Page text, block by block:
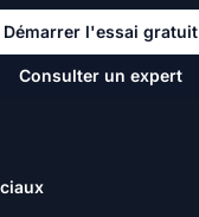
Démarrer l'essai gratuit
Consulter un expert